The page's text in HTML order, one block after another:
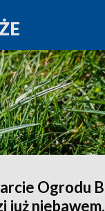
Ogrodu
już